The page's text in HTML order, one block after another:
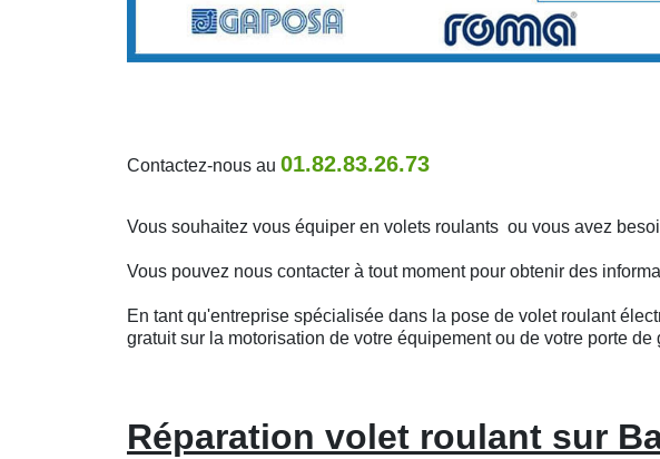
Contactez-nous au 01.82.83.26.73
Vous souhaitez vous équiper en volets roulants ou vous avez
Vous pouvez nous contacter à tout moment pour obtenir des
En tant qu'entreprise spécialisée dans la pose de volet roulant
gratuit sur la motorisation de votre équipement ou de votre porte
Réparation volet roulant sur